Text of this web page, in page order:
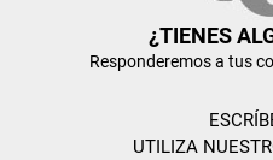
¿TIENES
Responderemos a tus
UTILIZA